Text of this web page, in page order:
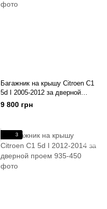
Багажник на крышу Citroen C1
5d I 2005-2012 за дверной
проем
9 800 грн
3